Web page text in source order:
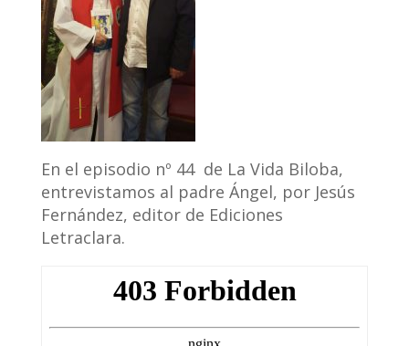
En el episodio nº 44 de La Vida Biloba,
entrevistamos al padre Ángel, por Jesús
Fernández, editor de Ediciones
Letraclara.